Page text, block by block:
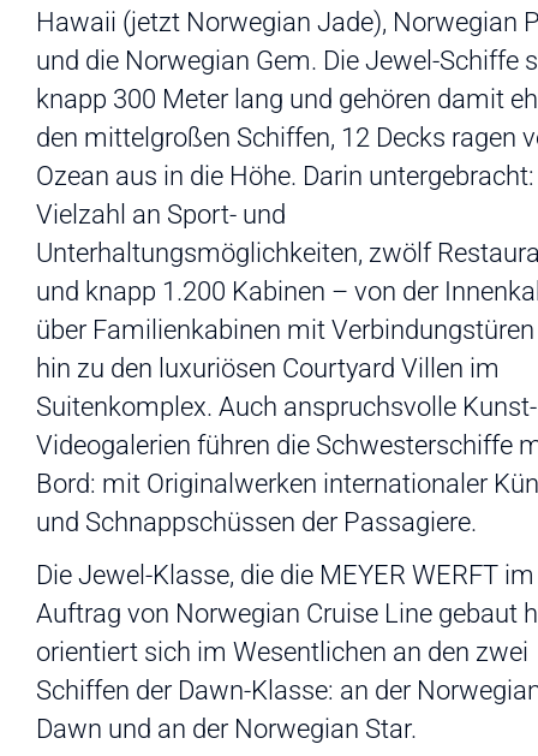
Hawaii (jetzt Norwegian Jade), Norwegian
und die Norwegian Gem. Die Jewel-Schiffe
knapp 300 Meter lang und gehören damit
den mittelgroßen Schiffen, 12 Decks ragen
Ozean aus in die Höhe. Darin
Vielzahl an Sport- und
Unterhaltungsmöglichkeiten, zwölf
und knapp 1.200 Kabinen – von der
über Familienkabinen mit
hin zu den luxuriösen Courtyard Villen im
Suitenkomplex. Auch anspruchsvolle
Videogalerien führen die Schwesterschiffe
Bord: mit Originalwerken internationaler
und Schnappschüssen der Passagiere.
Die Jewel-Klasse, die die MEYER WERFT im
Auftrag von Norwegian Cruise Line gebaut
orientiert sich im Wesentlichen an den zwei
Schiffen der Dawn-Klasse: an der
Dawn und an der Norwegian Star.